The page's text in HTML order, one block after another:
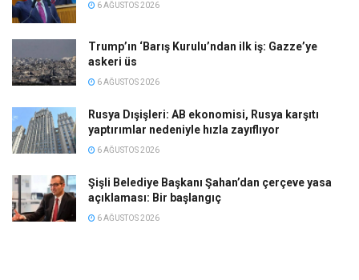
6 AĞUSTOS 2026
Trump’ın ‘Barış Kurulu’ndan ilk iş: Gazze’ye
askeri üs
6 AĞUSTOS 2026
Rusya Dışişleri: AB ekonomisi, Rusya karşıtı
yaptırımlar nedeniyle hızla zayıflıyor
6 AĞUSTOS 2026
Şişli Belediye Başkanı Şahan’dan çerçeve yasa
açıklaması: Bir başlangıç
6 AĞUSTOS 2026